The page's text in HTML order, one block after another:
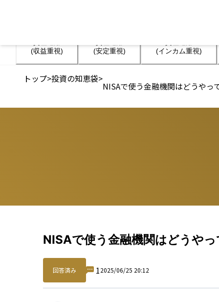
(収益重視)
(安定重視)
(インカム重視)
トップ>投資の知恵袋>
NISAで使う金融機関はどうやっ
NISAで使う金融機関はどうや
回答済み 12025/06/25 20:12